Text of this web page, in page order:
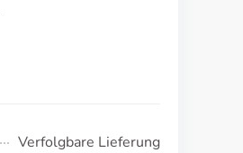
Verfolgbare Lieferung